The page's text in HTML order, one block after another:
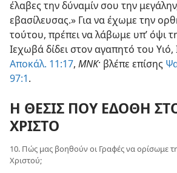
έλαβες την δύναμίν σου την
εβασίλευσας.» Για να έχωμε την
τούτου, πρέπει να λάβωμε υπ’ όψι
Ιεχωβά δίδει στον αγαπητό του
Αποκάλ. 11:17, ΜΝΚ· βλέπε επίσης
97:1.
Η ΘΕΣΙΣ ΠΟΥ ΕΔΟΘΗ
ΧΡΙΣΤΟ
10. Πώς μας βοηθούν οι Γραφές να ορίσωμε
Χριστού;